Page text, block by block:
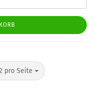
pro Seite